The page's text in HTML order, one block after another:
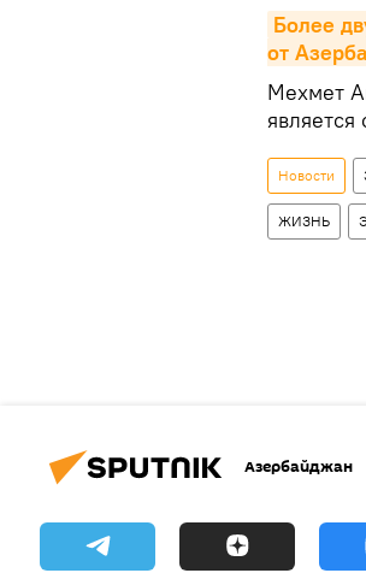
Более
от
Мехмет
Новости
ЖИЗНЬ
Азербайджан